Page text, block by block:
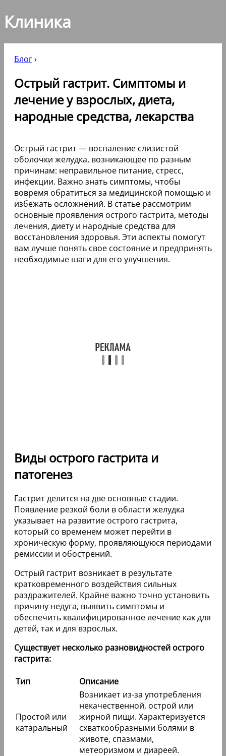
Клиника
Блог›
Острый гастрит. Симптомы и
лечение у взрослых, диета,
народные средства, лекарства
Острый гастрит — воспаление слизистой
оболочки желудка, возникающее по разным
причинам: неправильное питание, стресс,
инфекции. Важно знать симптомы, чтобы
вовремя обратиться за медицинской помощью и
избежать осложнений. В статье рассмотрим
основные проявления острого гастрита, методы
лечения, диету и народные средства для
восстановления здоровья. Эти аспекты помогут
вам лучше понять свое состояние и предпринять
необходимые шаги для его улучшения.
Виды острого гастрита и
патогенез
Гастрит делится на две основные стадии.
Появление резкой боли в области желудка
указывает на развитие острого гастрита,
который со временем может перейти в
хроническую форму, проявляющуюся периодами
ремиссии и обострений.
Острый гастрит возникает в результате
кратковременного воздействия сильных
раздражителей. Крайне важно точно установить
причину недуга, выявить симптомы и
обеспечить квалифицированное лечение как для
детей, так и для взрослых.
Существует несколько разновидностей острого
гастрита:
Тип Описание
Простой или
катаральный
Возникает из-за употребления
некачественной, острой или
жирной пищи. Характеризуется
схваткообразными болями в
животе, спазмами,
метеоризмом и диареей.